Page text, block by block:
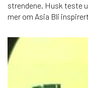
strendene. Husk teste
mer om Asia Bli